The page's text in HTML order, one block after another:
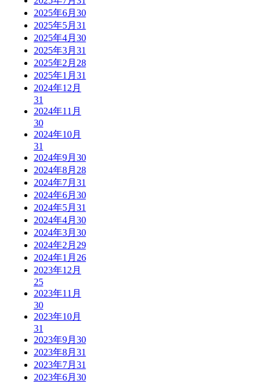
2025年6月 30
2025年5月 31
2025年4月 30
2025年3月 31
2025年2月 28
2025年1月 31
2024年12月
31
2024年11月
30
2024年10月
31
2024年9月 30
2024年8月 28
2024年7月 31
2024年6月 30
2024年5月 31
2024年4月 30
2024年3月 30
2024年2月 29
2024年1月 26
2023年12月
25
2023年11月
30
2023年10月
31
2023年9月 30
2023年8月 31
2023年7月 31
2023年6月 30